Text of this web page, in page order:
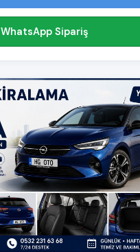
WhatsApp Sipariş